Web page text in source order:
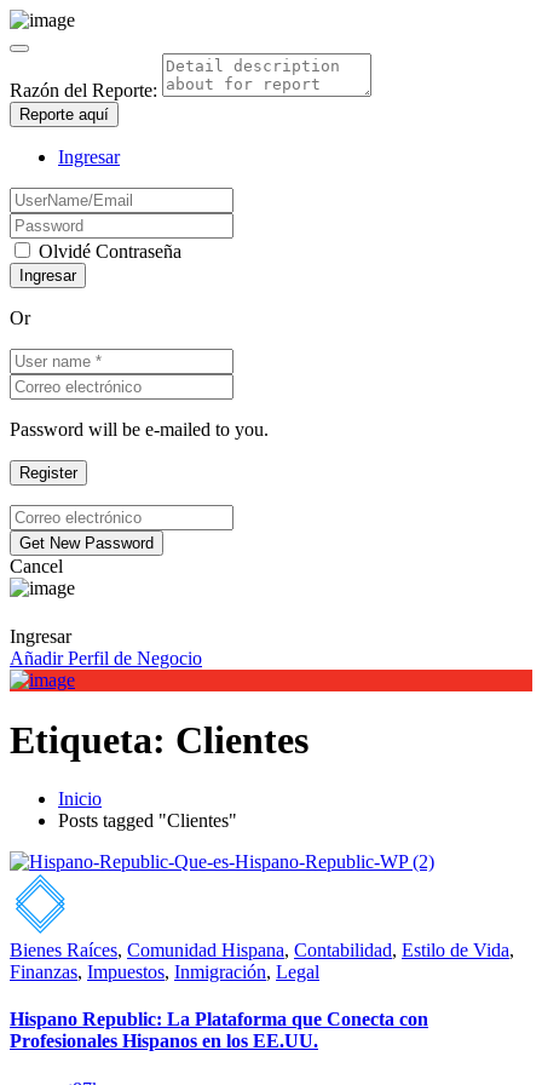
Razón del Reporte:
Reporte aquí
Ingresar
Olvidé Contraseña
Or
Password will be e-mailed to you.
Cancel
Ingresar
Añadir Perfil de Negocio
Etiqueta: Clientes
Inicio
Posts tagged "Clientes"
Bienes Raíces, Comunidad Hispana, Contabilidad, Estilo de Vida,
Finanzas, Impuestos, Inmigración, Legal
Hispano Republic: La Plataforma que Conecta con
Profesionales Hispanos en los EE.UU.